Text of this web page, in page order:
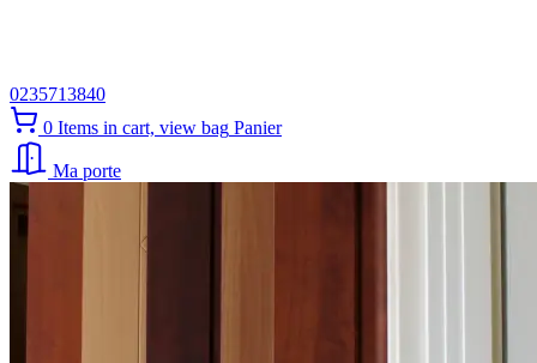
0235713840
0 Items in cart, view bag Panier
Ma porte